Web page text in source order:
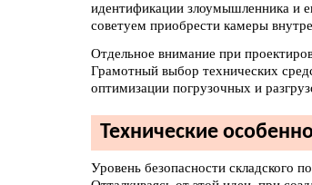
идентификации злоумышленника и
советуем приобрести камеры
Отдельное внимание при
Грамотный выбор технических
оптимизации погрузочных и
Технические
Уровень безопасности складского